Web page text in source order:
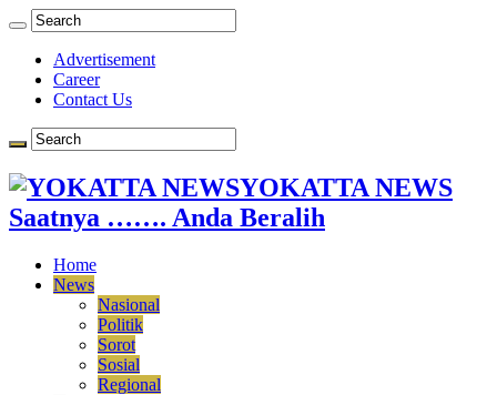
Advertisement
Career
Contact Us
YOKATTA NEWS
Saatnya ……. Anda Beralih
Home
News
Nasional
Politik
Sorot
Sosial
Regional